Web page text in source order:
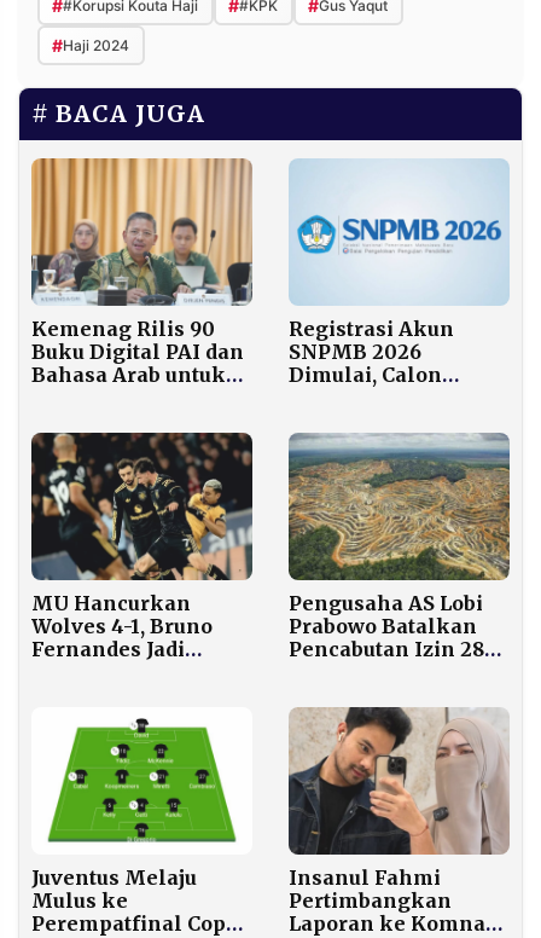
##Korupsi Kouta Haji ##KPK #Gus Yaqut
#Haji 2024
BACA JUGA
Kemenag Rilis 90
Buku Digital PAI dan
Bahasa Arab untuk
Registrasi Akun
SNPMB 2026
Dimulai, Calon
dan Prosedur Resmi
MU Hancurkan
Wolves 4-1, Bruno
Fernandes Jadi
Pengusaha AS Lobi
Prabowo Batalkan
Pencabutan Izin 28
Juventus Melaju
Mulus ke
Perempatfinal Coppa
Insanul Fahmi
Pertimbangkan
Laporan ke Komnas